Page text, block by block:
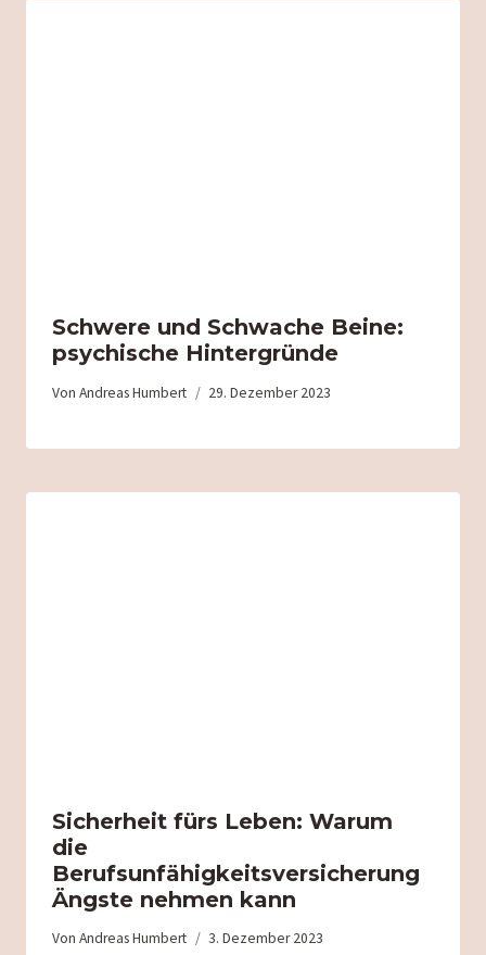
Schwere und Schwache Beine:
psychische Hintergründe
Von Andreas Humbert 29. Dezember 2023
Sicherheit fürs Leben: Warum
die
Berufsunfähigkeitsversicherung
Ängste nehmen kann
Von Andreas Humbert 3. Dezember 2023